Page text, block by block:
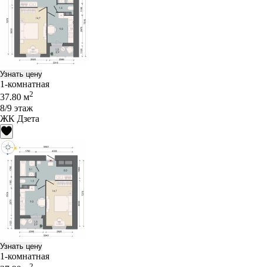
Узнать цену
1-комнатная
37.80 м2
8/9 этаж
ЖК Дзета
Узнать цену
1-комнатная